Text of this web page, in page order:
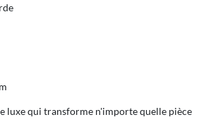
luxe qui transforme n'importe quelle pièce